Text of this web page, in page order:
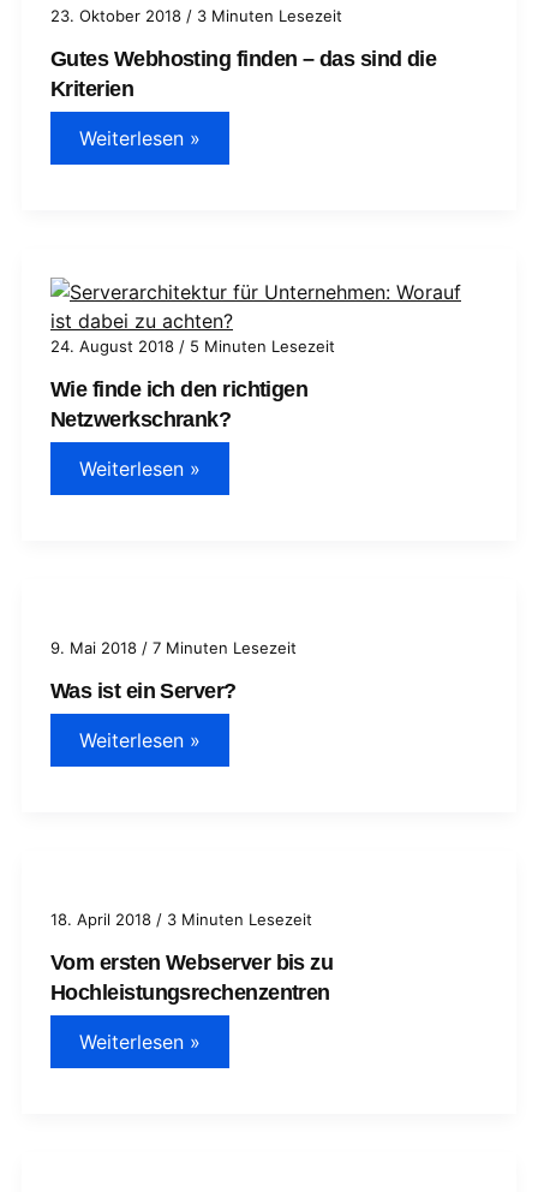
23. Oktober 2018 / 3 Minuten Lesezeit
Gutes Webhosting finden – das sind die
Kriterien
Gutes
Webhosting
finden
Weiterlesen »
24. August 2018 / 5 Minuten Lesezeit
Wie finde ich den richtigen
Netzwerkschrank?
Wie
finde
ich
Weiterlesen »
9. Mai 2018 / 7 Minuten Lesezeit
Was ist ein Server?
Was
ist
ein
Weiterlesen »
18. April 2018 / 3 Minuten Lesezeit
Vom ersten Webserver bis zu
Hochleistungsrechenzentren
Vom
ersten
Webserver
Weiterlesen »